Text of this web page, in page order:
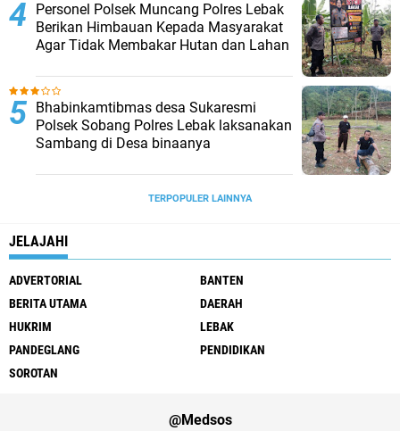
Personel Polsek Muncang Polres Lebak
Berikan Himbauan Kepada Masyarakat
Agar Tidak Membakar Hutan dan Lahan
Bhabinkamtibmas desa Sukaresmi
Polsek Sobang Polres Lebak laksanakan
Sambang di Desa binaanya
TERPOPULER LAINNYA
JELAJAHI
ADVERTORIAL
BANTEN
BERITA UTAMA
DAERAH
HUKRIM
LEBAK
PANDEGLANG
PENDIDIKAN
SOROTAN
@Medsos